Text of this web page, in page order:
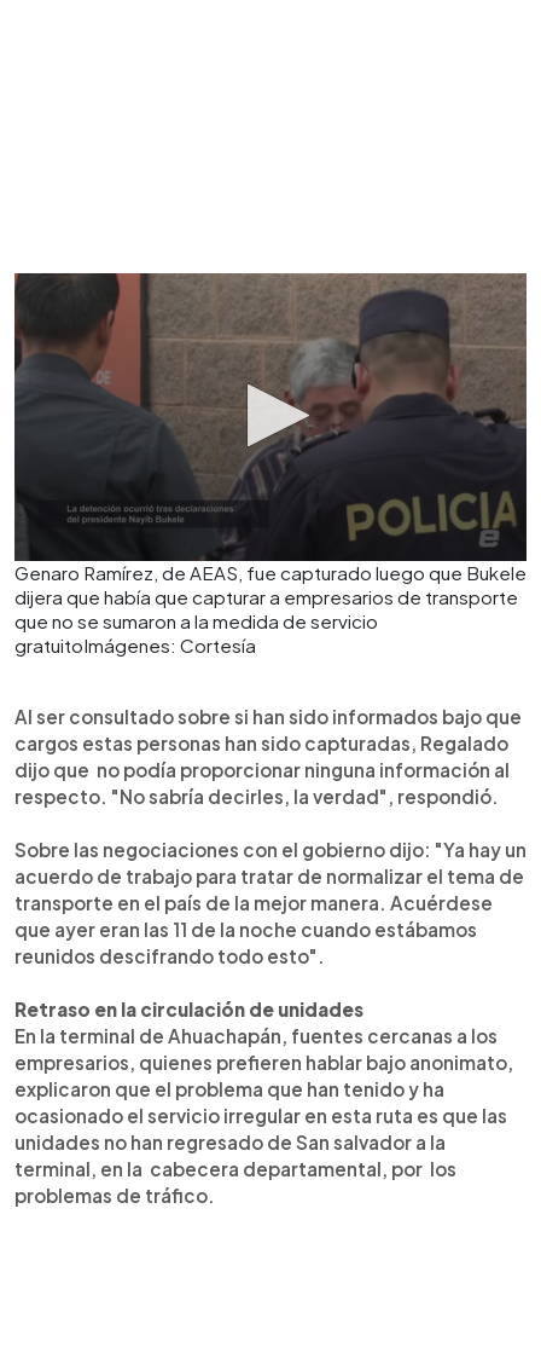
Genaro Ramírez, de AEAS, fue capturado luego que Bukele
dijera que había que capturar a empresarios de transporte
que no se sumaron a la medida de servicio
gratuitoImágenes: Cortesía
Al ser consultado sobre si han sido informados bajo que
cargos estas personas han sido capturadas, Regalado
dijo que no podía proporcionar ninguna información al
respecto. "No sabría decirles, la verdad", respondió.
Sobre las negociaciones con el gobierno dijo: "Ya hay un
acuerdo de trabajo para tratar de normalizar el tema de
transporte en el país de la mejor manera. Acuérdese
que ayer eran las 11 de la noche cuando estábamos
reunidos descifrando todo esto".
Retraso en la circulación de unidades
En la terminal de Ahuachapán, fuentes cercanas a los
empresarios, quienes prefieren hablar bajo anonimato,
explicaron que el problema que han tenido y ha
ocasionado el servicio irregular en esta ruta es que las
unidades no han regresado de San salvador a la
terminal, en la cabecera departamental, por los
problemas de tráfico.